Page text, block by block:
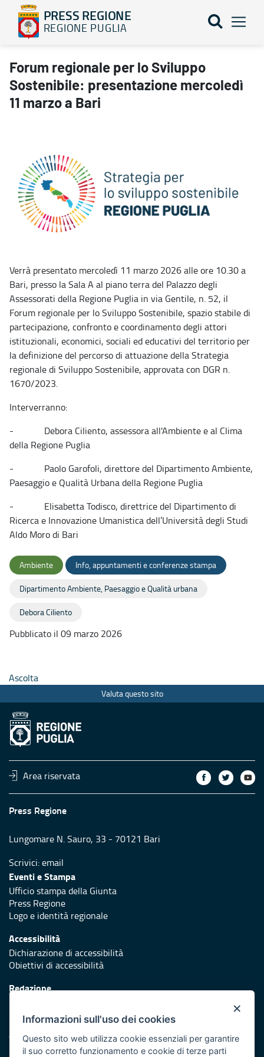
PRESS REGIONE
REGIONE PUGLIA
Forum regionale per lo Sviluppo Sostenibile: presentazione
Forum regionale per lo Sviluppo
Sostenibile: presentazione mercoledì
11 marzo a Bari
Verrà presentato mercoledì 11 marzo 2026 alle ore 10.30 a
Bari, presso la Sala A al piano terra del Palazzo degli
Assessorati della Regione Puglia in via Gentile, n. 52, il
Forum regionale per lo Sviluppo Sostenibile, spazio stabile di
partecipazione, confronto e coordinamento degli attori
istituzionali, economici, sociali ed educativi del territorio per
la definizione del percorso di attuazione della Strategia
regionale di Sviluppo Sostenibile, approvata con DGR n.
1670/2023.
Interverranno:
- Debora Ciliento, assessora all'Ambiente e al Clima
della Regione Puglia
- Paolo Garofoli, direttore del Dipartimento Ambiente,
Paesaggio e Qualità Urbana della Regione Puglia
- Elisabetta Todisco, direttrice del Dipartimento di
Ricerca e Innovazione Umanistica dell’Università degli Studi
Aldo Moro di Bari
Ambiente Info, appuntamenti e conferenze stampa
Dipartimento Ambiente, Paesaggio e Qualità urbana
Debora Ciliento
Pubblicato il 09 marzo 2026
Ascolta
Valuta questo sito
Area riservata
Press Regione
Lungomare N. Sauro, 33 - 70121 Bari
Scrivici:email
Eventi e Stampa
Ufficio stampa della Giunta
Press Regione
Logo e identità regionale
Accessibilità
Dichiarazione di accessibilità
Obiettivi di accessibilità
Redazione
Protezione civile
Vai al sito di Protezione Civile Puglia
×
Informazioni sull'uso dei cookies
Questo sito web utilizza cookie essenziali per garantire
il suo corretto funzionamento e cookie di terze parti